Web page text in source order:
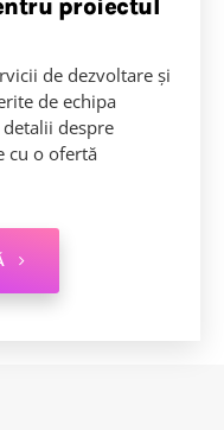
proiectul
de dezvoltare și
de echipa
despre
cu o ofertă